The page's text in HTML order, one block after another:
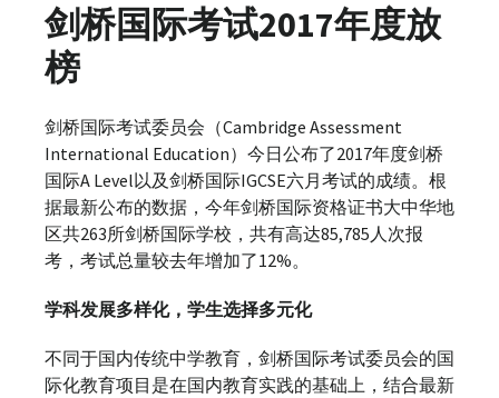
剑桥国际考试2017年度放
榜
剑桥国际考试委员会（Cambridge Assessment
International Education）今日公布了2017年度剑桥
国际A Level以及剑桥国际IGCSE六月考试的成绩。根
据最新公布的数据，今年剑桥国际资格证书大中华地
区共263所剑桥国际学校，共有高达85,785人次报
考，考试总量较去年增加了12%。
学科发展多样化，学生选择多元化
不同于国内传统中学教育，剑桥国际考试委员会的国
际化教育项目是在国内教育实践的基础上，结合最新